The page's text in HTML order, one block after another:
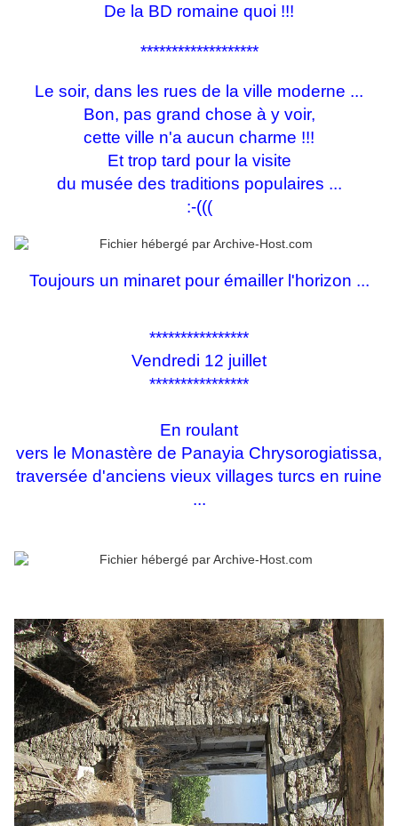
De la BD romaine quoi !!!
*******************
Le soir, dans les rues de la ville moderne ...
Bon, pas grand chose à y voir,
cette ville n'a aucun charme !!!
Et trop tard pour la visite
du musée des traditions populaires ...
:-(((
Toujours un minaret pour émailler l'horizon ...
****************
Vendredi 12 juillet
****************
En roulant
vers le Monastère de Panayia Chrysorogiatissa,
traversée d'anciens vieux villages turcs en ruine
...